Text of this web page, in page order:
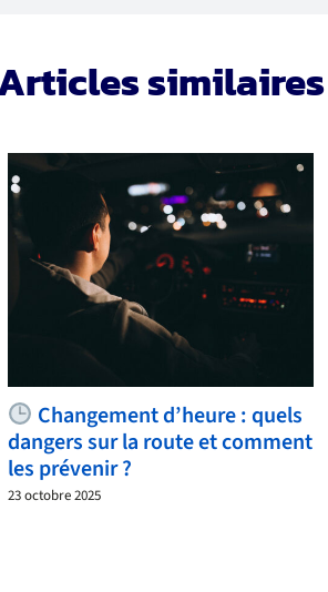
similaires
Changement d’heure : quels
dangers sur la route et comment
les prévenir ?
23 octobre 2025